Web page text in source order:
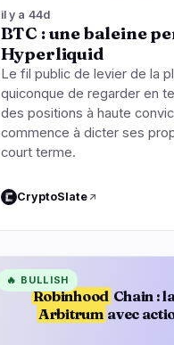
il y a 44d
BTC : une baleine
Hyperliquid
Le fil public de levier de la
quiconque de regarder en
des positions à haute
commence à dicter ses
court terme.
CryptoSlate
Robinhood Chain :
Arbitrum avec
🔥 BULLISH